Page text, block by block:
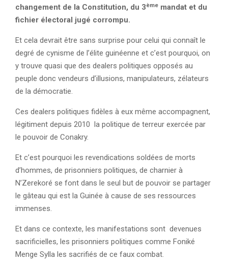
changement de la Constitution, du 3ème mandat et du
fichier électoral jugé corrompu.
Et cela devrait être sans surprise pour celui qui connaît le
degré de cynisme de l’élite guinéenne et c’est pourquoi, on
y trouve quasi que des dealers politiques opposés au
peuple donc vendeurs d’illusions, manipulateurs, zélateurs
de la démocratie.
Ces dealers politiques fidèles à eux même accompagnent,
légitiment depuis 2010 la politique de terreur exercée par
le pouvoir de Conakry.
Et c’est pourquoi les revendications soldées de morts
d’hommes, de prisonniers politiques, de charnier à
N’Zerekoré se font dans le seul but de pouvoir se partager
le gâteau qui est la Guinée à cause de ses ressources
immenses.
Et dans ce contexte, les manifestations sont devenues
sacrificielles, les prisonniers politiques comme Foniké
Menge Sylla les sacrifiés de ce faux combat.